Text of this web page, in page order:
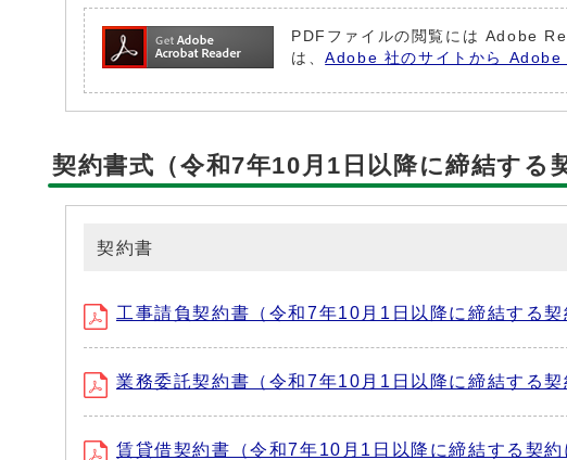
PDFファイルの閲覧には Adobe
は、Adobe 社のサイトから Adobe
契約書式（令和7年10月1日以降に締結する
契約書
工事請負契約書（令和7年10月1日以降に締結する
業務委託契約書（令和7年10月1日以降に締結する
賃貸借契約書（令和7年10月1日以降に締結する契